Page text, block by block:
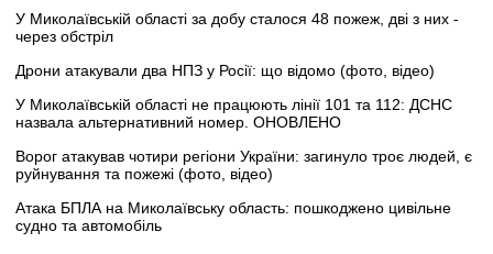
У Миколаївській області за добу сталося 48 пожеж, дві з них -
через обстріл
Дрони атакували два НПЗ у Росії: що відомо (фото, відео)
У Миколаївській області не працюють лінії 101 та 112: ДСНС
назвала альтернативний номер. ОНОВЛЕНО
Ворог атакував чотири регіони України: загинуло троє людей, є
руйнування та пожежі (фото, відео)
Атака БПЛА на Миколаївську область: пошкоджено цивільне
судно та автомобіль